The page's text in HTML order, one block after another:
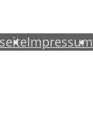
Impressum